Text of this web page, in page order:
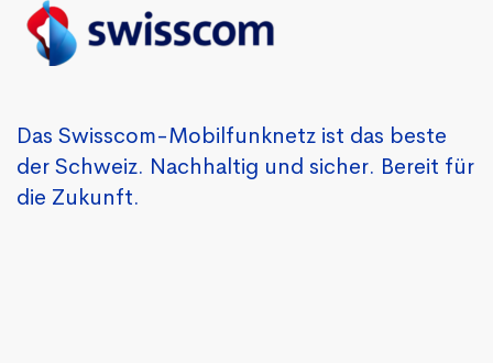
Das Swisscom-Mobilfunknetz ist das beste
der Schweiz. Nachhaltig und sicher. Bereit für
die Zukunft.